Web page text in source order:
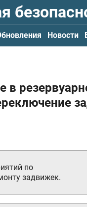
Новости
в
по
задвижек.